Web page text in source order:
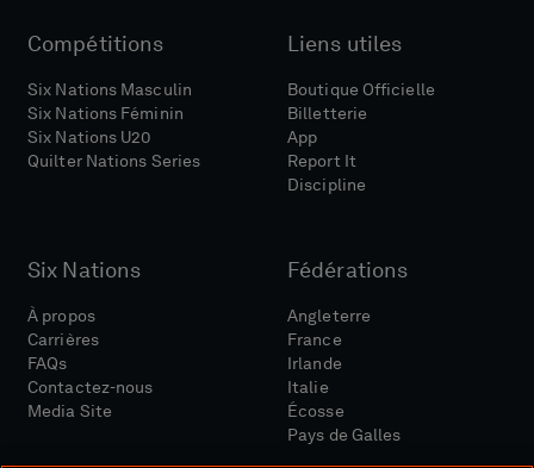
Compétitions
Six Nations Masculin
Six Nations Féminin
Six Nations U20
Quilter Nations Series
Liens utiles
Boutique Officielle
Billetterie
App
Report It
Discipline
Six Nations
À propos
Carrières
FAQs
Contactez-nous
Media Site
Fédérations
Angleterre
France
Irlande
Italie
Écosse
Pays de Galles